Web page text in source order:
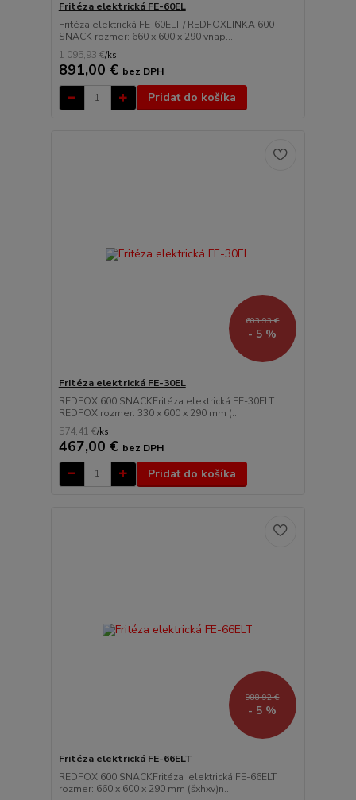
Fritéza elektrická FE-60EL
Fritéza elektrická FE-60ELT / REDFOXLINKA 600
SNACK rozmer: 660 x 600 x 290 vnap...
1 095,93 €/ks
891,00 € bez DPH
Pridať do košíka
603,93 €
- 5 %
Fritéza elektrická FE-30EL
REDFOX 600 SNACKFritéza elektrická FE-30ELT
REDFOX rozmer: 330 x 600 x 290 mm (...
574,41 €/ks
467,00 € bez DPH
Pridať do košíka
988,92 €
- 5 %
Fritéza elektrická FE-66ELT
REDFOX 600 SNACKFritéza elektrická FE-66ELT
rozmer: 660 x 600 x 290 mm (šxhxv)n...